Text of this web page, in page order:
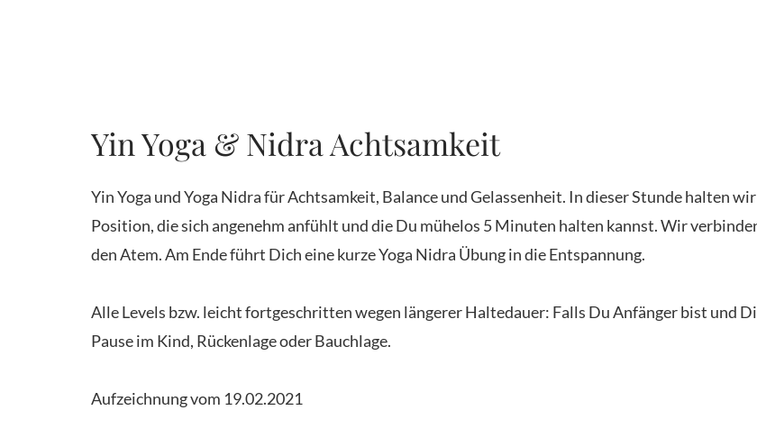
Yin Yoga & Nidra Achtsamkeit
Yin Yoga und Yoga Nidra für Achtsamkeit, Balance und Gelassenheit. In dieser Stunde halten
Position, die sich angenehm anfühlt und die Du mühelos 5 Minuten halten kannst. Wir
den Atem. Am Ende führt Dich eine kurze Yoga Nidra Übung in die Entspannung.
Alle Levels bzw. leicht fortgeschritten wegen längerer Haltedauer: Falls Du Anfänger bist und
Pause im Kind, Rückenlage oder Bauchlage.
Aufzeichnung vom 19.02.2021